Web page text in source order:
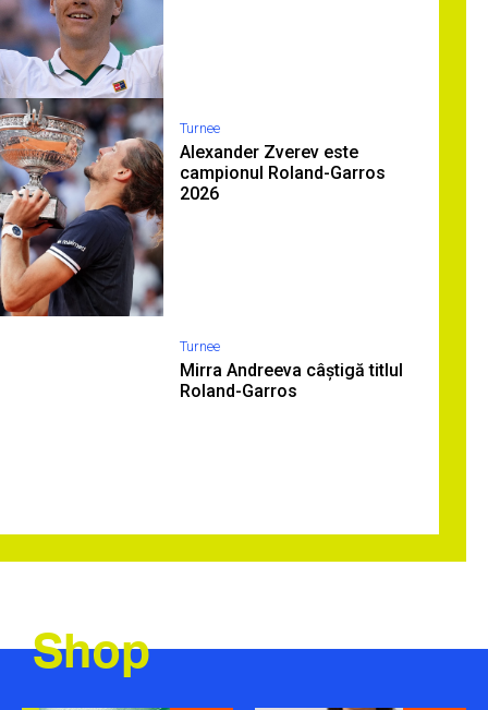
Turnee
Alexander Zverev este
campionul Roland-Garros
2026
Turnee
Mirra Andreeva câștigă titlul
Roland-Garros
Shop